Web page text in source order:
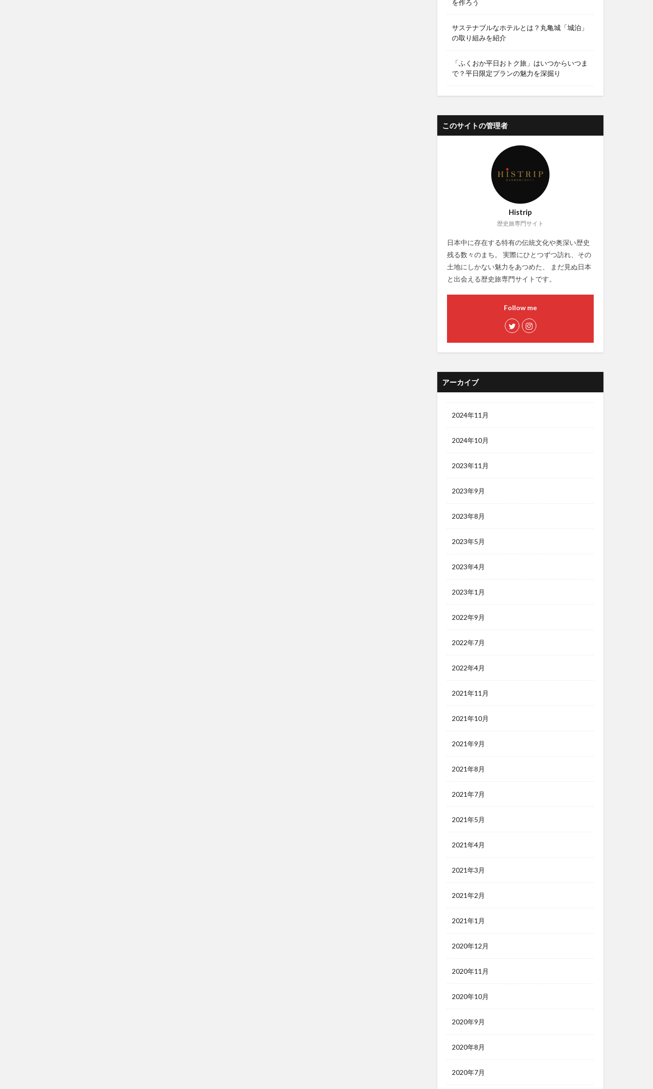
を作ろう
サステナブルなホテルとは？丸亀城「城泊」
の取り組みを紹介
「ふくおか平日おトク旅」はいつからいつま
で？平日限定プランの魅力を深掘り
このサイトの管理者
Histrip
歴史旅専門サイト
日本中に存在する特有の伝統文化や奥深い歴史
残る数々のまち。 実際にひとつずつ訪れ、その
土地にしかない魅力をあつめた、 まだ見ぬ日本
と出会える歴史旅専門サイトです。
Follow me
アーカイブ
2024年11月
2024年10月
2023年11月
2023年9月
2023年8月
2023年5月
2023年4月
2023年1月
2022年9月
2022年7月
2022年4月
2021年11月
2021年10月
2021年9月
2021年8月
2021年7月
2021年5月
2021年4月
2021年3月
2021年2月
2021年1月
2020年12月
2020年11月
2020年10月
2020年9月
2020年8月
2020年7月